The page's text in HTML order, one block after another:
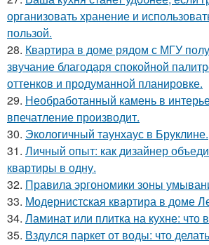
организовать хранение и
пользой.
28. Квартира в доме рядом с МГУ
звучание благодаря спокойной
оттенков и продуманной планировке.
29. Необработанный камень в
впечатление производит.
30. Экологичный таунхаус в Бруклине.
31. Личный опыт: как дизайнер
квартиры в одну.
32. Правила эргономики зоны
33. Модернистская квартира в доме
34. Ламинат или плитка на кухне: что
35. Вздулся паркет от воды: что